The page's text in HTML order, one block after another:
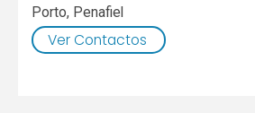
Porto, Penafiel
Ver Contactos